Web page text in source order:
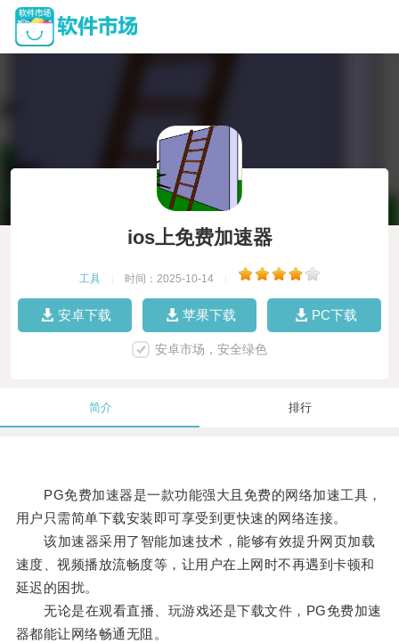
ios上免费加速器
工具 时间：2025-10-14
安卓下载 苹果下载 PC下载
安卓市场，安全绿色
简介 排行
PG免费加速器是一款功能强大且免费的网络加速工具，
用户只需简单下载安装即可享受到更快速的网络连接。
该加速器采用了智能加速技术，能够有效提升网页加载
速度、视频播放流畅度等，让用户在上网时不再遇到卡顿和
延迟的困扰。
无论是在观看直播、玩游戏还是下载文件，PG免费加速
器都能让网络畅通无阻。